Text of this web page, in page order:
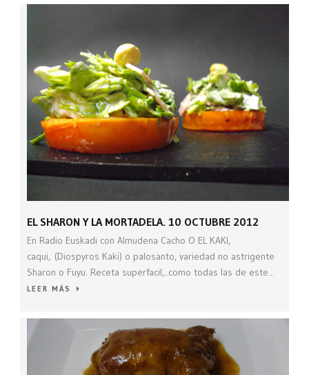
EL SHARON Y LA MORTADELA. 10 OCTUBRE 2012
En Radio Euskadi con Almudena Cacho O EL KAKI,
caqui, (Diospyros Kaki) o palosanto, variedad no astrigente
Sharon o Fuyu. Receta superfacil,..como todas las de este...
LEER MÁS